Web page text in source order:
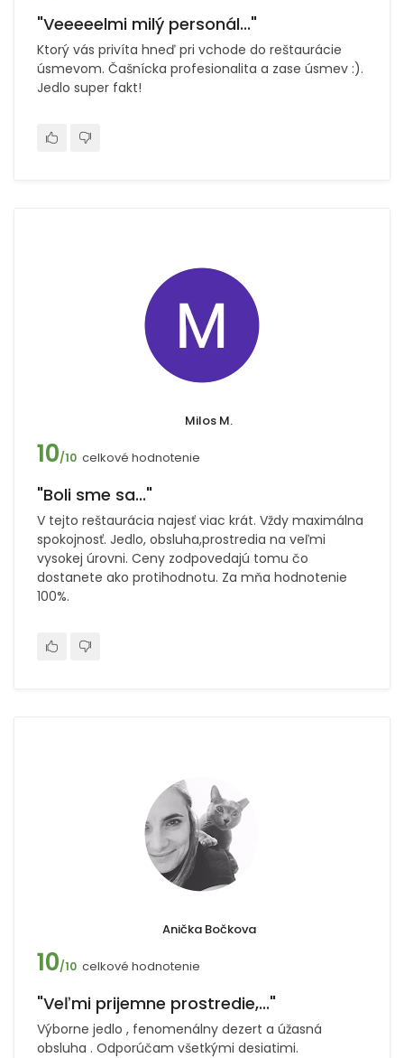
"Veeeeelmi milý personál..."
Ktorý vás privíta hneď pri vchode do reštaurácie
úsmevom. Čašnícka profesionalita a zase úsmev :).
Jedlo super fakt!
Milos M.
10/10 celkové hodnotenie
"Boli sme sa..."
V tejto reštaurácia najesť viac krát. Vždy maximálna
spokojnosť. Jedlo, obsluha,prostredia na veľmi
vysokej úrovni. Ceny zodpovedajú tomu čo
dostanete ako protihodnotu. Za mňa hodnotenie
100%.
Anička Bočkova
10/10 celkové hodnotenie
"Veľmi prijemne prostredie,..."
Výborne jedlo , fenomenálny dezert a úžasná
obsluha . Odporúčam všetkými desiatimi.